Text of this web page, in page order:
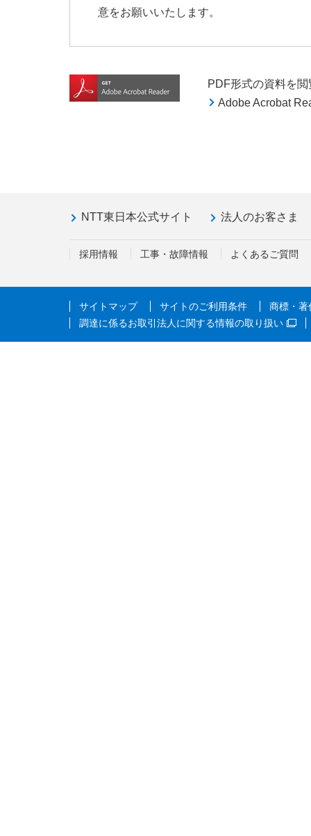
意をお願いいたします。
PDF形式の資料を
Adobe Acrobat
NTT東日本公式サイト 法人のお客さま
採用情報 工事・故障情報 よくあるご質問
サイトマップ サイトのご利用条件
商標・著
調達に係るお取引法人に関する情報の取り扱い